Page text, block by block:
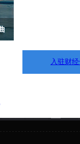
入驻财